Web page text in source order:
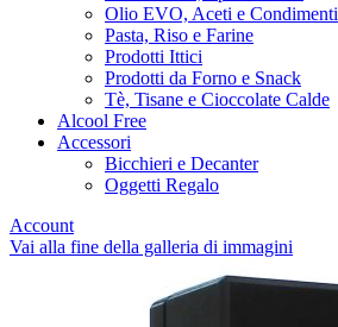
Olio EVO, Aceti e Condimenti
Pasta, Riso e Farine
Prodotti Ittici
Prodotti da Forno e Snack
Tè, Tisane e Cioccolate Calde
Alcool Free
Accessori
Bicchieri e Decanter
Oggetti Regalo
Account
Vai alla fine della galleria di immagini